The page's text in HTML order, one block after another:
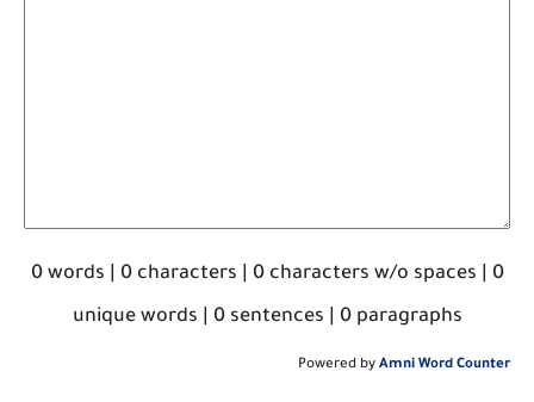
0words | 0characters | 0characters w/o spaces | 0
unique words | 0sentences | 0paragraphs
Powered by Amni Word Counter